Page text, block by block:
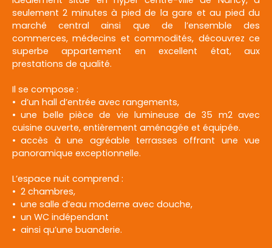
seulement 2 minutes à pied de la gare et au pied du
marché central ainsi que de l’ensemble des
commerces, médecins et commodités, découvrez ce
superbe appartement en excellent état, aux
prestations de qualité.
Il se compose :
d’un hall d’entrée avec rangements,
une belle pièce de vie lumineuse de 35 m2 avec
cuisine ouverte, entièrement aménagée et équipée.
accès à une agréable terrasses offrant une vue
panoramique exceptionnelle.
L’espace nuit comprend :
2 chambres,
une salle d’eau moderne avec douche,
un WC indépendant
ainsi qu’une buanderie.